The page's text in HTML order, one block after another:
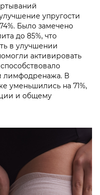
упругости
Было замечено
до 85%, что
в улучшении
активировать
лимфодренажа. В
уменьшились на 71%,
и общему